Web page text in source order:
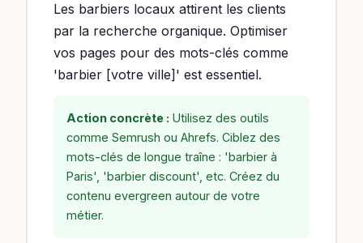
Les barbiers locaux attirent les clients
par la recherche organique. Optimiser
vos pages pour des mots-clés comme
'barbier [votre ville]' est essentiel.
Action concrète : Utilisez des outils
comme Semrush ou Ahrefs. Ciblez des
mots-clés de longue traîne : 'barbier à
Paris', 'barbier discount', etc. Créez du
contenu evergreen autour de votre
métier.